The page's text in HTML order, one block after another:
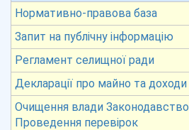
Нормативно-правова база
Запит на публічну інформацію
Регламент селищної ради
Декларації про майно та доходи
Очищення влади Законодавство
Проведення перевірок